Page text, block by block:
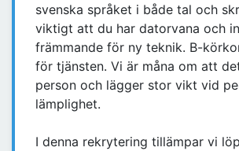
svenska språket i både tal och
viktigt att du har datorvana och
främmande för ny teknik. B-
för tjänsten. Vi är måna om att
person och lägger stor vikt vid
lämplighet.
I denna rekrytering tillämpar vi